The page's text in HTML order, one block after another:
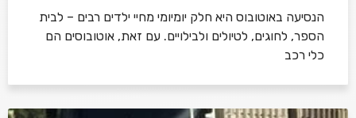
הנסיעה באוטובוס היא חלק יומיומי מחיי ילדים רבים – לבית
הספר, לחוגים, לטיולים ולבילויים. עם זאת, אוטובוסים הם
כלי רכב